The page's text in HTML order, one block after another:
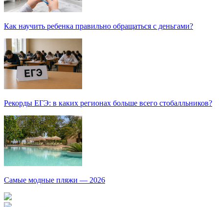
Как научить ребенка правильно обращаться с деньгами?
Рекорды ЕГЭ: в каких регионах больше всего стобалльников?
Самые модные пляжи — 2026